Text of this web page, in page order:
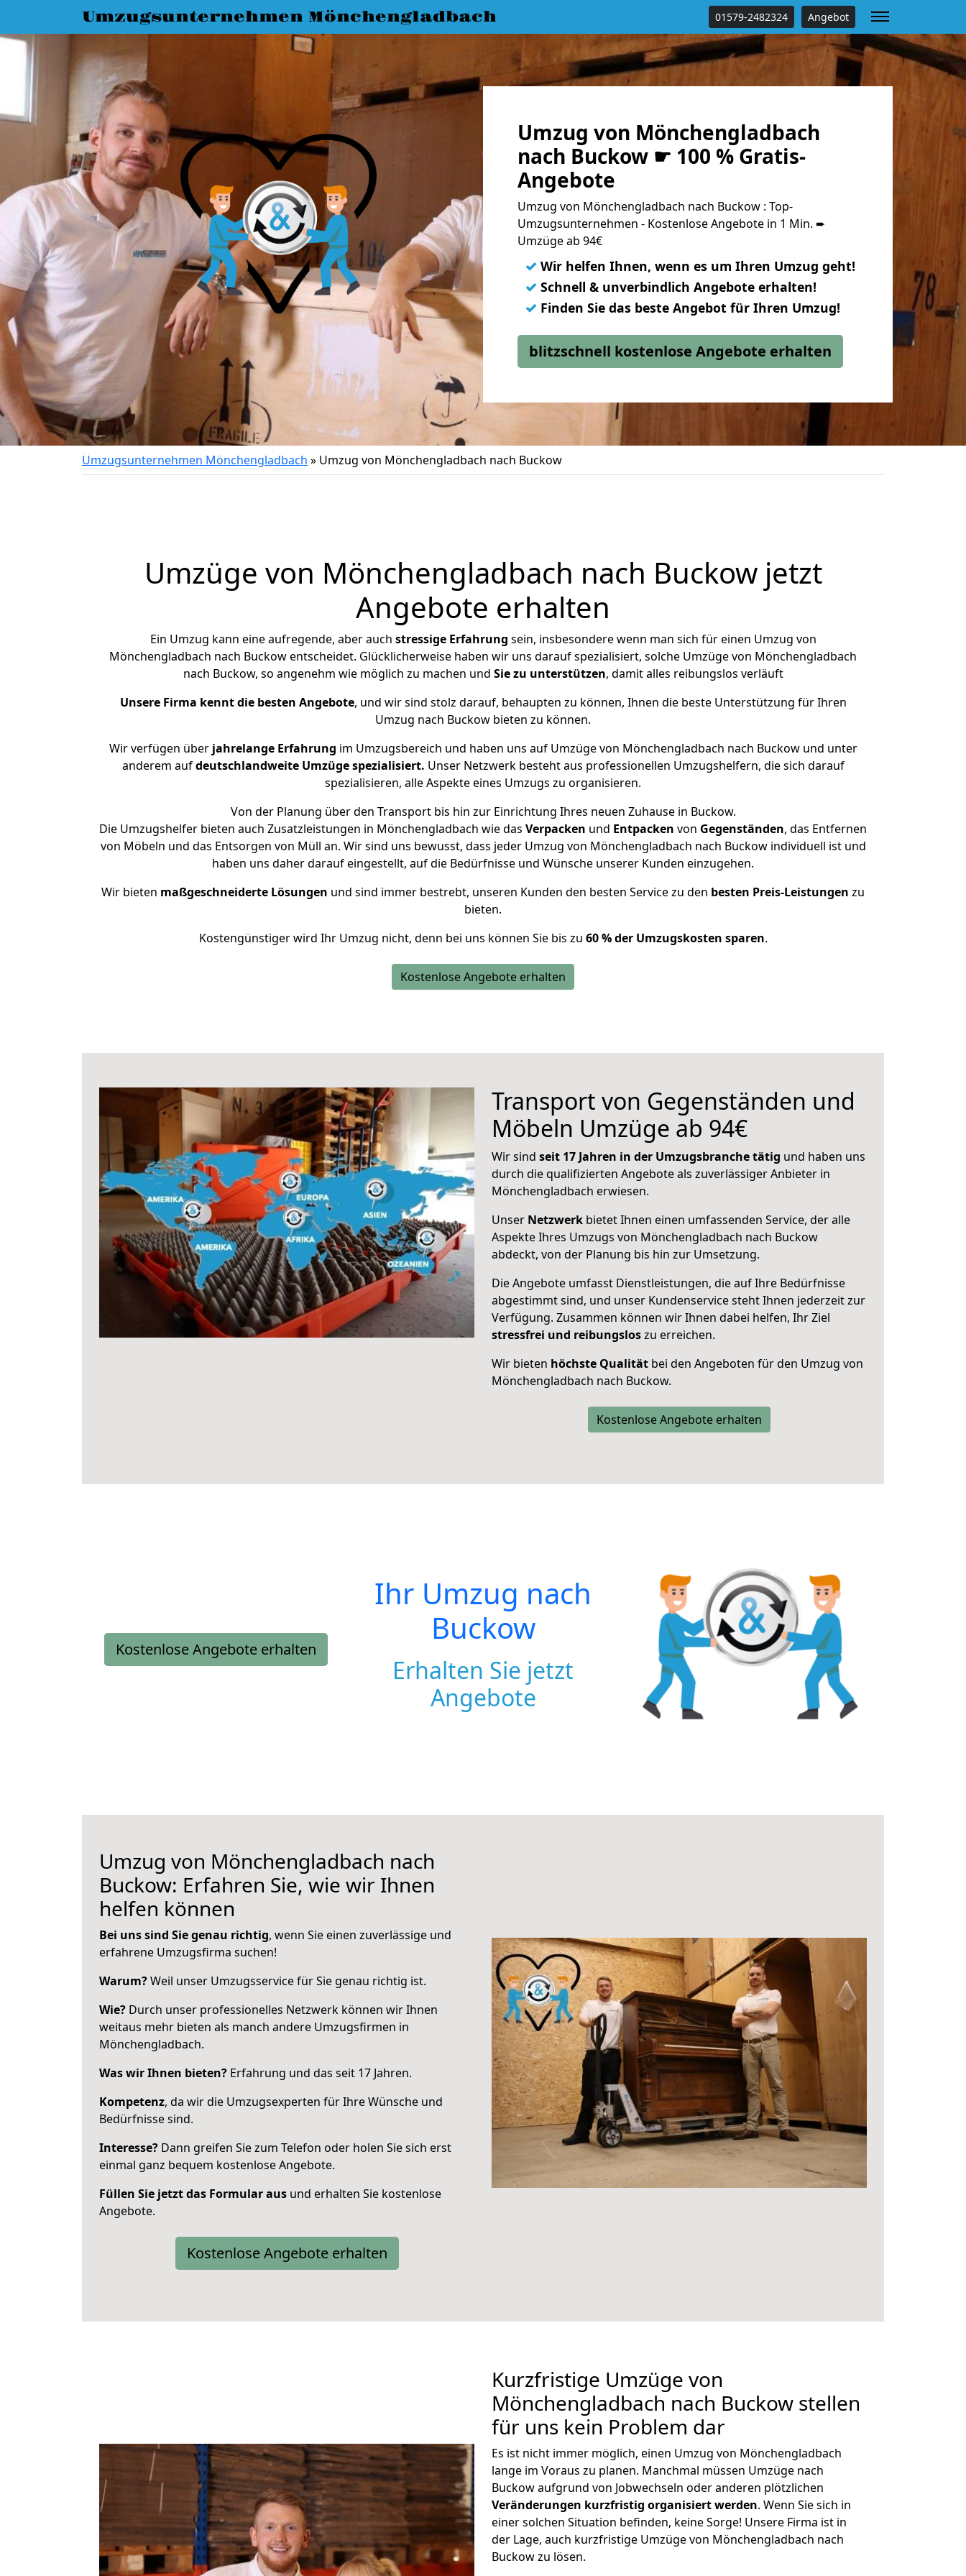
Umzugsunternehmen Mönchengladbach 01579-2482324 Angebot
Umzug von Mönchengladbach
nach Buckow ☛ 100 % Gratis-
Angebote
Umzug von Mönchengladbach nach Buckow : Top-
Umzugsunternehmen - Kostenlose Angebote in 1 Min. ➨
Umzüge ab 94€
✓ Wir helfen Ihnen, wenn es um Ihren Umzug geht!
✓ Schnell & unverbindlich Angebote erhalten!
✓ Finden Sie das beste Angebot für Ihren Umzug!
blitzschnell kostenlose Angebote erhalten
Umzugsunternehmen Mönchengladbach » Umzug von Mönchengladbach nach Buckow
Umzüge von Mönchengladbach nach Buckow jetzt
Angebote erhalten
Ein Umzug kann eine aufregende, aber auch stressige Erfahrung sein, insbesondere wenn man sich für einen Umzug von
Mönchengladbach nach Buckow entscheidet. Glücklicherweise haben wir uns darauf spezialisiert, solche Umzüge von Mönchengladbach
nach Buckow, so angenehm wie möglich zu machen und Sie zu unterstützen, damit alles reibungslos verläuft
Unsere Firma kennt die besten Angebote, und wir sind stolz darauf, behaupten zu können, Ihnen die beste Unterstützung für Ihren
Umzug nach Buckow bieten zu können.
Wir verfügen überjahrelange Erfahrung im Umzugsbereich und haben uns auf Umzüge von Mönchengladbach nach Buckow und unter
anderem aufdeutschlandweite Umzüge spezialisiert. Unser Netzwerk besteht aus professionellen Umzugshelfern, die sich darauf
spezialisieren, alle Aspekte eines Umzugs zu organisieren.
Von der Planung über den Transport bis hin zur Einrichtung Ihres neuen Zuhause in Buckow.
Die Umzugshelfer bieten auch Zusatzleistungen in Mönchengladbach wie das Verpacken und Entpacken von Gegenständen, das Entfernen
von Möbeln und das Entsorgen von Müll an. Wir sind uns bewusst, dass jeder Umzug von Mönchengladbach nach Buckow individuell ist und
haben uns daher darauf eingestellt, auf die Bedürfnisse und Wünsche unserer Kunden einzugehen.
Wir bieten maßgeschneiderte Lösungen und sind immer bestrebt, unseren Kunden den besten Service zu den besten Preis-Leistungen zu
bieten.
Kostengünstiger wird Ihr Umzug nicht, denn bei uns können Sie bis zu 60 % der Umzugskosten sparen.
Kostenlose Angebote erhalten
Transport von Gegenständen und
Möbeln Umzüge ab 94€
Wir sind seit 17 Jahren in der Umzugsbranche tätig und haben uns
durch die qualifizierten Angebote als zuverlässiger Anbieter in
Mönchengladbach erwiesen.
Unser Netzwerk bietet Ihnen einen umfassenden Service, der alle
Aspekte Ihres Umzugs von Mönchengladbach nach Buckow
abdeckt, von der Planung bis hin zur Umsetzung.
Die Angebote umfasst Dienstleistungen, die auf Ihre Bedürfnisse
abgestimmt sind, und unser Kundenservice steht Ihnen jederzeit zur
Verfügung. Zusammen können wir Ihnen dabei helfen, Ihr Ziel
stressfrei und reibungsloszu erreichen.
Wir bieten höchste Qualität bei den Angeboten für den Umzug von
Mönchengladbach nach Buckow.
Kostenlose Angebote erhalten
Kostenlose Angebote erhalten
Ihr Umzug nach
Buckow
Erhalten Sie jetzt
Angebote
Umzug von Mönchengladbach nach
Buckow: Erfahren Sie, wie wir Ihnen
helfen können
Bei uns sind Sie genau richtig, wenn Sie einen zuverlässige und
erfahrene Umzugsfirma suchen!
Warum?Weil unser Umzugsservice für Sie genau richtig ist.
Wie? Durch unser professionelles Netzwerk können wir Ihnen
weitaus mehr bieten als manch andere Umzugsfirmen in
Mönchengladbach.
Was wir Ihnen bieten? Erfahrung und das seit 17 Jahren.
Kompetenz, da wir die Umzugsexperten für Ihre Wünsche und
Bedürfnisse sind.
Interesse? Dann greifen Sie zum Telefon oder holen Sie sich erst
einmal ganz bequem kostenlose Angebote.
Füllen Sie jetzt das Formular aus und erhalten Sie kostenlose
Angebote.
Kostenlose Angebote erhalten
Kurzfristige Umzüge von
Mönchengladbach nach Buckow stellen
für uns kein Problem dar
Es ist nicht immer möglich, einen Umzug von Mönchengladbach
lange im Voraus zu planen. Manchmal müssen Umzüge nach
Buckow aufgrund von Jobwechseln oder anderen plötzlichen
Veränderungen kurzfristig organisiert werden. Wenn Sie sich in
einer solchen Situation befinden, keine Sorge! Unsere Firma ist in
der Lage, auch kurzfristige Umzüge von Mönchengladbach nach
Buckow zu lösen.